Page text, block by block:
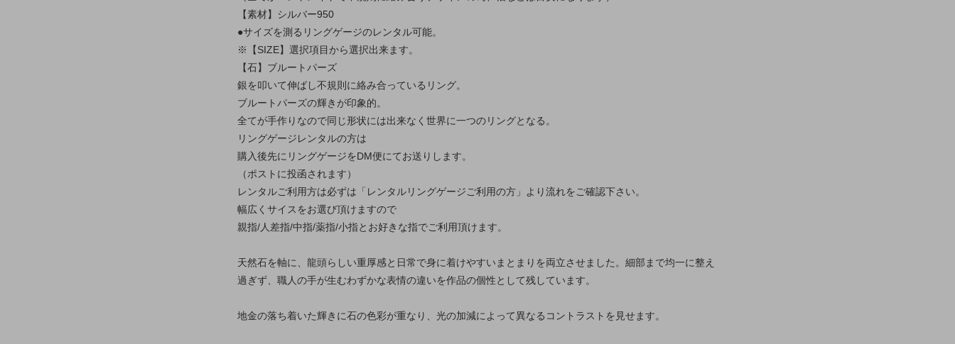
【素材】シルバー950
●サイズを測るリングゲージのレンタル可能。
※【SIZE】選択項目から選択出来ます。
【石】ブルートパーズ
銀を叩いて伸ばし不規則に絡み合っているリング。
ブルートパーズの輝きが印象的。
全てが手作りなので同じ形状には出来なく世界に一つのリングとなる。
リングゲージレンタルの方は
購入後先にリングゲージをDM便にてお送りします。
（ポストに投函されます）
レンタルご利用方は必ずは「レンタルリングゲージご利用の方」より流れをご確認下さい。
幅広くサイスをお選び頂けますので
親指/人差指/中指/薬指/小指とお好きな指でご利用頂けます。
天然石を軸に、龍頭らしい重厚感と日常で身に着けやすいまとまりを両立させました。細部まで均一に整え
過ぎず、職人の手が生むわずかな表情の違いを作品の個性として残しています。
地金の落ち着いた輝きに石の色彩が重なり、光の加減によって異なるコントラストを見せます。